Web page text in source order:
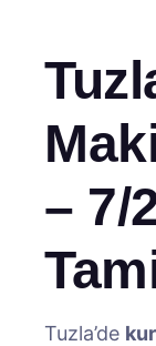
– 7/
Tuzla’de